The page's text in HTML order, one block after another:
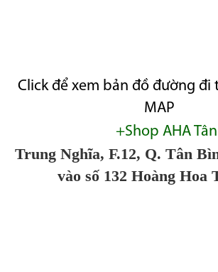
Click để xem bản đồ đường đi
MAP
+Shop AHA Tân
Trung Nghĩa, F.12, Q. Tân
vào số 132 Hoàng Hoa